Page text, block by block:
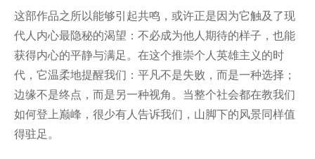
这部作品之所以能够引起共鸣，或许正是因为它触及了现
代人内心最隐秘的渴望：不必成为他人期待的样子，也能
获得内心的平静与满足。在这个推崇个人英雄主义的时
代，它温柔地提醒我们：平凡不是失败，而是一种选择；
边缘不是终点，而是另一种视角。当整个社会都在教我们
如何登上巅峰，很少有人告诉我们，山脚下的风景同样值
得驻足。